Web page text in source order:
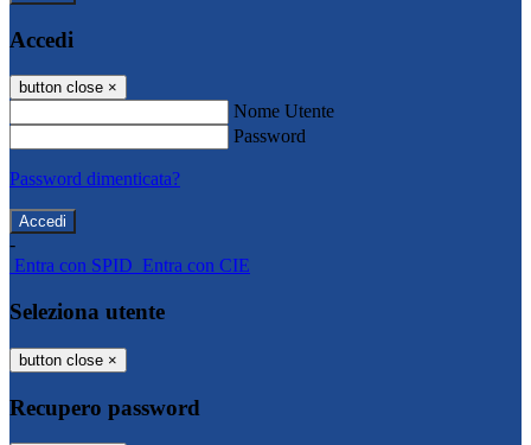
Accedi
button close ×
Nome Utente
Password
Password dimenticata?
-
Entra con SPID Entra con CIE
Seleziona utente
button close ×
Recupero password